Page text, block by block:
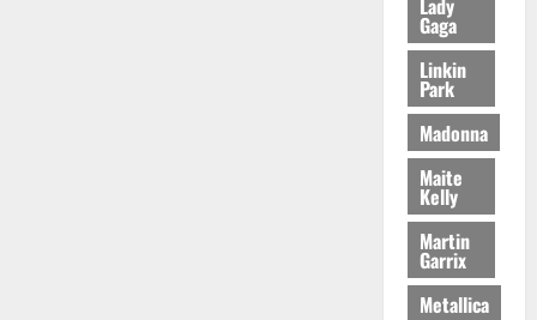
Gaga
Linkin
Park
Madonna
Maite
Kelly
Martin
Garrix
Metallica